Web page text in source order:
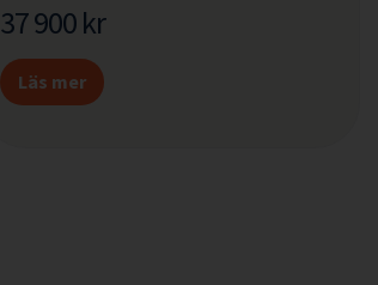
37 900kr
Läs mer